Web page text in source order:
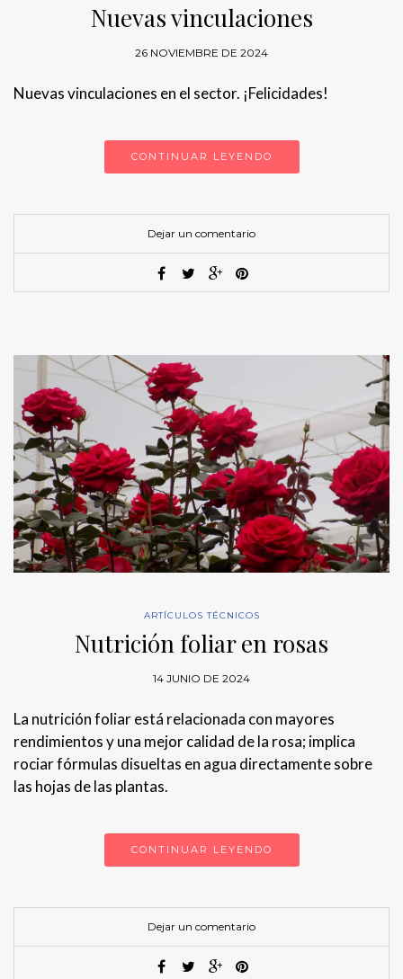
Nuevas vinculaciones
26 NOVIEMBRE DE 2024
Nuevas vinculaciones en el sector. ¡Felicidades!
CONTINUAR LEYENDO
Dejar un comentario
ARTÍCULOS TÉCNICOS
Nutrición foliar en rosas
14 JUNIO DE 2024
La nutrición foliar está relacionada con mayores
rendimientos y una mejor calidad de la rosa; implica
rociar fórmulas disueltas en agua directamente sobre
las hojas de las plantas.
CONTINUAR LEYENDO
Dejar un comentario